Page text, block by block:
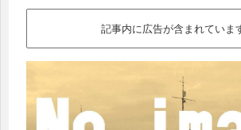
記事内に広告が含まれていま